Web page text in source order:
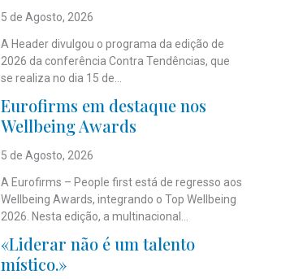
5 de Agosto, 2026
A Header divulgou o programa da edição de
2026 da conferência Contra Tendências, que
se realiza no dia 15 de...
Eurofirms em destaque nos
Wellbeing Awards
5 de Agosto, 2026
A Eurofirms – People first está de regresso aos
Wellbeing Awards, integrando o Top Wellbeing
2026. Nesta edição, a multinacional...
«Liderar não é um talento
místico.»